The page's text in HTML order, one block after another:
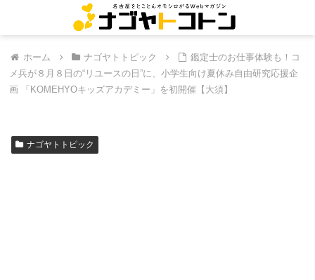
ホーム ナゴヤトトピック
鑑定士のお仕事体験も！コ
メ兵が８月８日の“リユースの日”に、小学生向け夏休み自由研究応援企
画 「KOMEHYOキッズアカデミー」を初開催【大須】
ナゴヤトトピック